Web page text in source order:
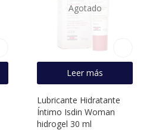
Agotado
Leer más
Lubricante Hidratante
Íntimo Isdin Woman
hidrogel 30 ml